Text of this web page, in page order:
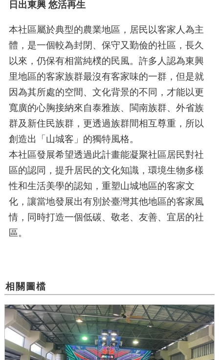
日出東興 悠活再生
本社區屬於典型的農業地區，居民以客家人為主
體，是一個較為封閉、保守又勤儉的社區，長久
以來，仍保有相當純樸的民風。許多人認為東興
里地區的客家族群最沒有客家味的一群，但是就
因為其所處的空間、文化背景的不同，才能以更
寬廣的心胸接納來自泰雅族、閩南族群、外省族
群及新住民族群，更透過族群間相互尊重，所以
創造出「山城客」的獨特風格。
本社區發展希望透過此計畫能凝聚社區居民對社
區的認同，提升居民的文化知識，環境生物多樣
性和生活美學的認知，重塑山城地區的客家文
化，讓當地發展出有別於臺灣其他地區的客家風
情，同時打造一個低碳、敬老、友善、宜居的社
區。
相關圖檔